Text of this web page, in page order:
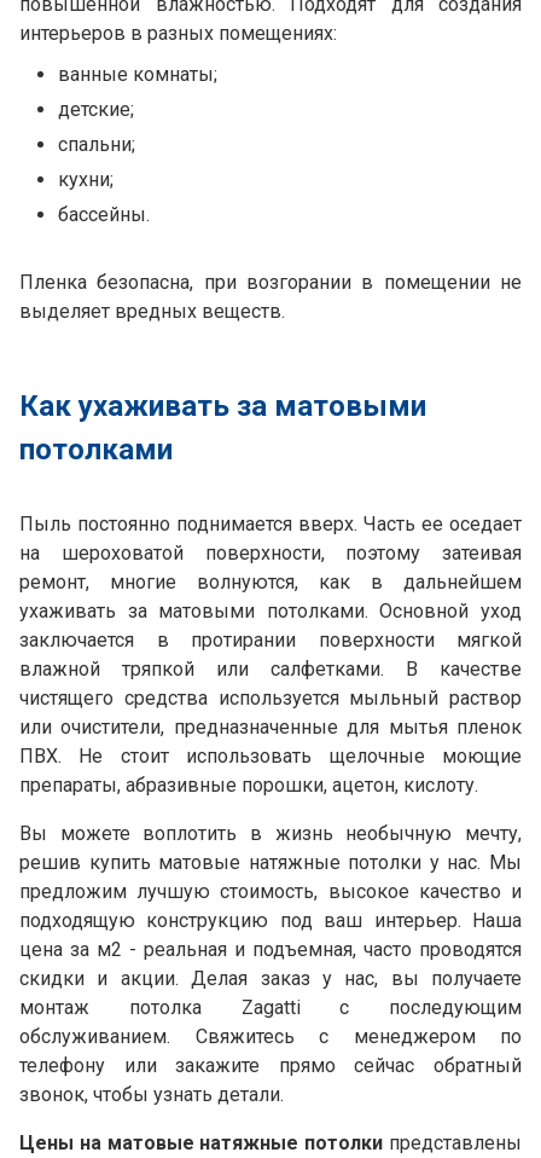
интерьеров в разных помещениях:
ванные комнаты;
детские;
спальни;
кухни;
бассейны.
Пленка безопасна, при возгорании в помещении не
выделяет вредных веществ.
Как ухаживать за матовыми
потолками
Пыль постоянно поднимается вверх. Часть ее оседает
на шероховатой поверхности, поэтому затеивая
ремонт, многие волнуются, как в дальнейшем
ухаживать за матовыми потолками. Основной уход
заключается в протирании поверхности мягкой
влажной тряпкой или салфетками. В качестве
чистящего средства используется мыльный раствор
или очистители, предназначенные для мытья пленок
ПВХ. Не стоит использовать щелочные моющие
препараты, абразивные порошки, ацетон, кислоту.
Вы можете воплотить в жизнь необычную мечту,
решив купить матовые натяжные потолки у нас. Мы
предложим лучшую стоимость, высокое качество и
подходящую конструкцию под ваш интерьер. Наша
цена за м2 - реальная и подъемная, часто проводятся
скидки и акции. Делая заказ у нас, вы получаете
монтаж потолка Zagatti с последующим
обслуживанием. Свяжитесь с менеджером по
телефону или закажите прямо сейчас обратный
звонок, чтобы узнать детали.
Цены на матовые натяжные потолки представлены